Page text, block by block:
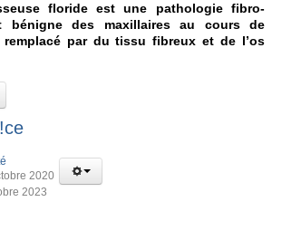
floride est une pathologie fibro-
bénigne des maxillaires au cours de
remplacé par du tissu fibreux et de l’os
2020
2023